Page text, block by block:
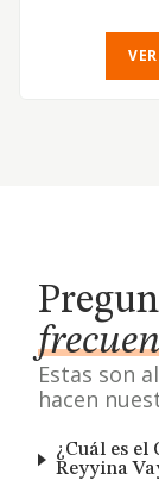
Estas son
hacen
¿Cuál es el
Reyyina